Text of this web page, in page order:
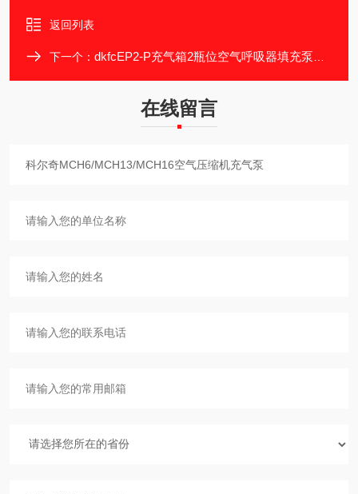
返回列表
下一个： dkfcEP2-P充气箱2瓶位空气呼吸器填充泵防爆
在线留言